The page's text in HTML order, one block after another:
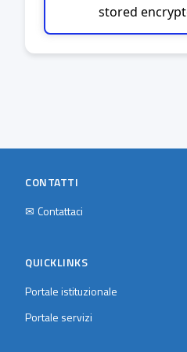
stored
CONTATTI
✉ Contattaci
QUICKLINKS
Portale istituzionale
Portale servizi